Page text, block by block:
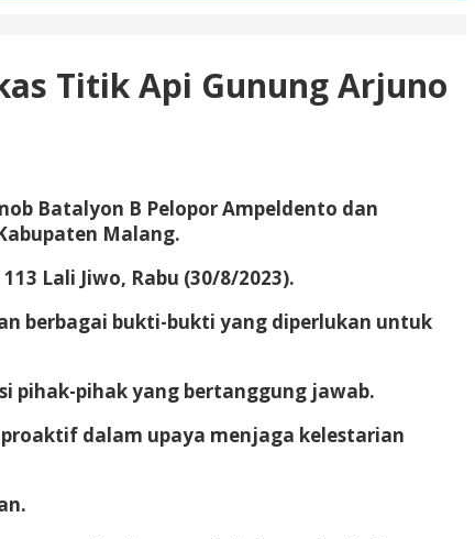
Titik Api Gunung Arjuno
Batalyon B Pelopor Ampeldento dan
Malang.
Lali Jiwo, Rabu (30/8/2023).
berbagai bukti-bukti yang diperlukan untuk
pihak-pihak yang bertanggung jawab.
dalam upaya menjaga kelestarian